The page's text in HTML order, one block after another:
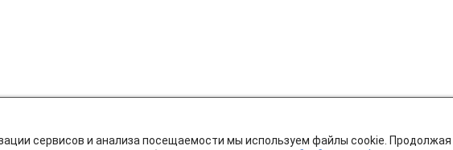
сервисов и анализа посещаемости мы используем файлы cookie. Продолжая